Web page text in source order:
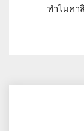
ทำไมคา